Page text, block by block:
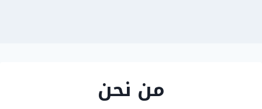
من نحن